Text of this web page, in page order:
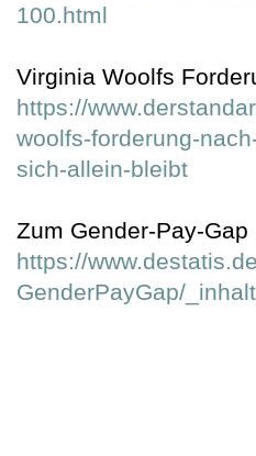
100.html
Virginia Woolfs
https://
woolfs-forderung-
sich-allein-bleibt
Zum Gender-Pay-
https://
GenderPayGap/